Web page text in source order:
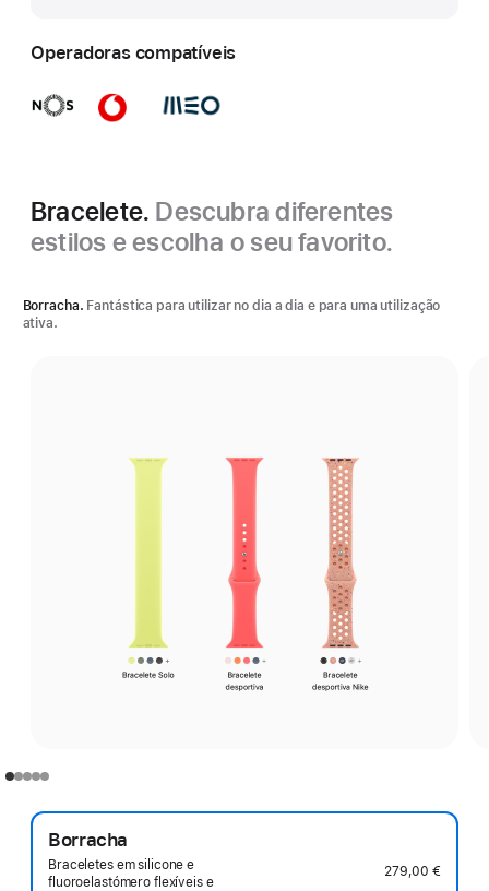
Operadoras compatíveis
Bracelete. Descubra diferentes
estilos e escolha o seu favorito.
Borracha. Fantástica para utilizar no dia a dia e para uma utilização
ativa.
Borracha
Braceletes em silicone e
fluoroelastómero flexíveis e
279,00 €